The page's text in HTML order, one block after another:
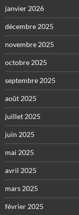
janvier 2026
décembre 2025
novembre 2025
octobre 2025
septembre 2025
août 2025
juillet 2025
juin 2025
mai 2025
avril 2025
mars 2025
février 2025